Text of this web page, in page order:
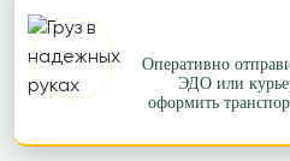
Оперативно
ЭДО или
оформить